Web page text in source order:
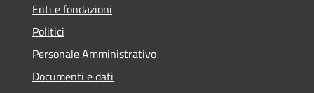
Enti e fondazioni
Politici
Personale Amministrativo
Documenti e dati